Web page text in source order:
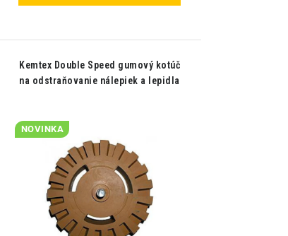
Kemtex Double Speed gumový kotúč
na odstraňovanie nálepiek a lepidla
NOVINKA